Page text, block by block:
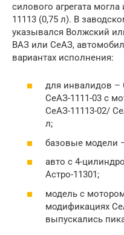
силового агрегата
11113 (0,75 л). В
указывался Волжский
ВАЗ или СеАЗ,
вариантах исполнения:
для инвалидов –
СеАЗ-1111-03 с
СеАЗ-11113-02/
л;
базовые модели
авто с 4-
Астро-11301;
модель с
модификациях
выпускались